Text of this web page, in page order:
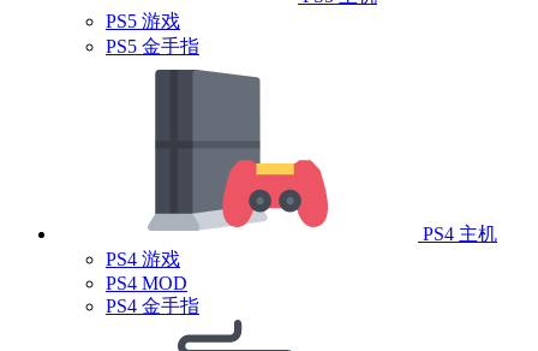
PS5 游戏
PS5 金手指
PS4 主机
PS4 游戏
PS4 MOD
PS4 金手指